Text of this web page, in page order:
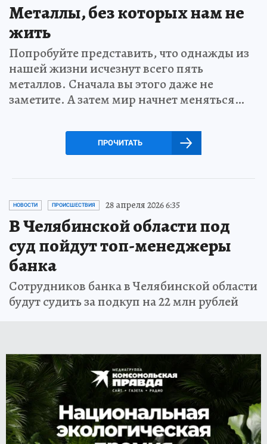
Металлы, без которых нам не
жить
Попробуйте представить, что однажды из
нашей жизни исчезнут всего пять
металлов. Сначала вы этого даже не
заметите. А затем мир начнет меняться…
ПРОЧИТАТЬ
НОВОСТИ ПРОИСШЕСТВИЯ 28 апреля 2026 6:35
В Челябинской области под
суд пойдут топ-менеджеры
банка
Сотрудников банка в Челябинской области
будут судить за подкуп на 22 млн рублей